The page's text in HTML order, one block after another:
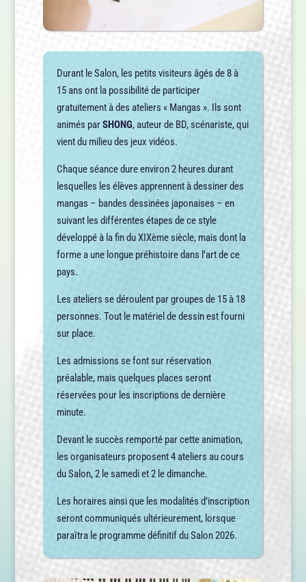
Durant le Salon, les petits visiteurs âgés de 8 à
15 ans ont la possibilité de participer
gratuitement à des ateliers « Mangas ». Ils sont
animés parSHONG, auteur de BD, scénariste, qui
vient du milieu des jeux vidéos.
Chaque séance dure environ 2 heures durant
lesquelles les élèves apprennent à dessiner des
mangas – bandes dessinées japonaises – en
suivant les différentes étapes de ce style
développé à la fin du XIXème siècle, mais dont la
forme a une longue préhistoire dans l’art de ce
pays.
Les ateliers se déroulent par groupes de 15 à 18
personnes. Tout le matériel de dessin est fourni
sur place.
Les admissions se font sur réservation
préalable, mais quelques places seront
réservées pour les inscriptions de dernière
minute.
Devant le succès remporté par cette animation,
les organisateurs proposent 4 ateliers au cours
du Salon, 2 le samedi et 2 le dimanche.
Les horaires ainsi que les modalités d’inscription
seront communiqués ultérieurement, lorsque
paraîtra le programme définitif du Salon 2026.